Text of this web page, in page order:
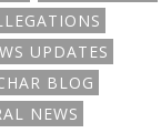
UPDATES
BLOG
NEWS